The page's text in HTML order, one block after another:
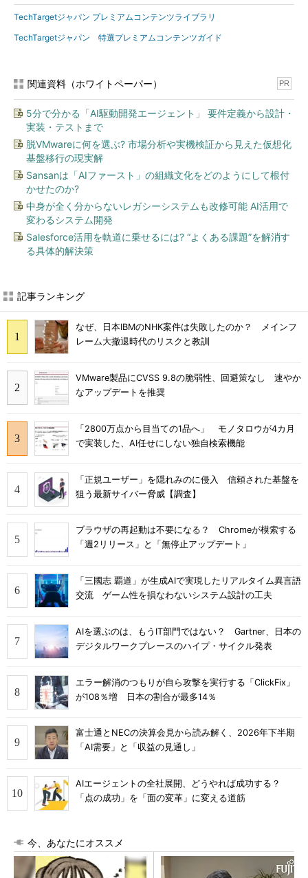
TechTargetジャパン プレミアムコンテンツライブラリ
TechTargetジャパン 特選プレミアムコンテンツガイド
関連資料（ホワイトペーパー） PR
5分で分かる「AI駆動開発エージェント」 要件定義から設計・
実装・テストまで
脱VMwareに何を選ぶ? 市場分析や実機検証から見えた仮想化
基盤移行の現実解
Sansanは「AIファースト」の組織文化をどのようにして根付
かせたのか?
中身が全く分からないレガシーシステムも改修可能 AI活用で
変わるシステム開発
Salesforce活用を軌道に乗せるには? “よくある課題”を解消す
る具体的解決策
記事ランキング
なぜ、日本IBMのNHK案件は失敗したのか？ メインフ
レーム大撤退時代のリスクと教訓
VMware製品にCVSS 9.8の脆弱性、回避策なし 速やか
なアップデートを推奨
「2800万点から目当ての1品へ」 モノタロウが4カ月
で実装した、AI任せにしない独自検索機能
「正規ユーザー」を隠れみのに侵入 信頼された基盤を
狙う最新サイバー脅威【調査】
ブラウザの再起動は不要になる？ Chromeが模索する
「週2リリース」と「無停止アップデート」
「三國志 覇道」が生成AIで実現したリアルタイム異言語
交流 ゲーム性を損なわないシステム設計の工夫
AIを選ぶのは、もうIT部門ではない？ Gartner、日本の
デジタルワークプレースのハイプ・サイクル発表
エラー解消のつもりが自ら攻撃を実行する「ClickFix」
が108％増 日本の割合が最多14％
富士通とNECの決算会見から読み解く、2026年下半期
「AI需要」と「収益の見通し」
AIエージェントの全社展開、どうやれば成功する？
「点の成功」を「面の変革」に変える道筋
今、あなたにオススメ